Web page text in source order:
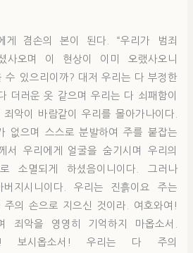
게 겸손의 본이 된다. “우리가 범죄
사오며 이 현상이 이미 오랬사오니
수 있으리이까? 대저 우리는 다 부정한
더러운 옷 같으며 우리는 다 쇠패함이
악이 바람같이 우리를 몰아가나이다.
없으며 스스로 분발하여 주를 붙잡는
서 우리에게 얼굴을 숨기시며 우리의
소멸되게 하셨음이니이다. 그러나
지시니이다. 우리는 진흙이요 주는
주의 손으로 지으신 것이라. 여호와여!
죄악을 영영히 기억하지 마옵소서.
! 보시옵소서! 우리는 다 주의